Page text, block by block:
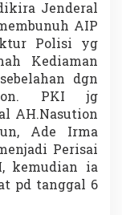
Jenderal
AIP
Polisi yg
Kediaman
dgn
PKI jg
AH.Nasution
Ade Irma
Perisai
kemudian ia
pd tanggal 6